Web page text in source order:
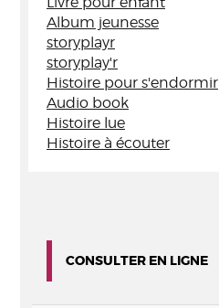
Album jeunesse
storyplayr
storyplay'r
Histoire pour s'endormir
Audio book
Histoire lue
Histoire à écouter
CONSULTER EN LIGNE